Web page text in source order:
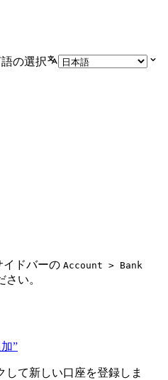
の選択
イドバーの Account > Bank
い。
”
して新しい口座を登録しま